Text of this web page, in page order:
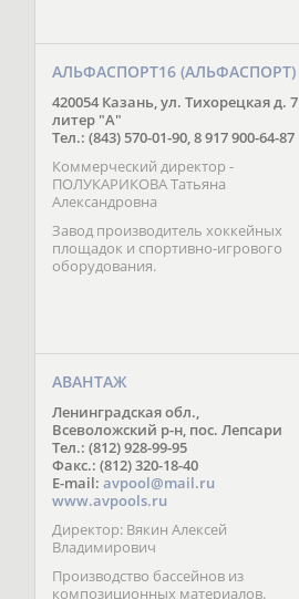
АЛЬФАСПОРТ16 (АЛЬФАСПОРТ)
420054 Казань, ул. Тихорецкая д. 7
литер "А"
Тел.: (843) 570-01-90, 8 917 900-64-87
Коммерческий директор -
ПОЛУКАРИКОВА Татьяна
Александровна
Завод производитель хоккейных
площадок и спортивно-игрового
оборудования.
АВАНТАЖ
Ленинградская обл.,
Всеволожский р-н, пос. Лепсари
Тел.: (812) 928-99-95
Факс.: (812) 320-18-40
E-mail: avpool@mail.ru
www.avpools.ru
Директор: Вякин Алексей
Владимирович
Производство бассейнов из
композиционных материалов.